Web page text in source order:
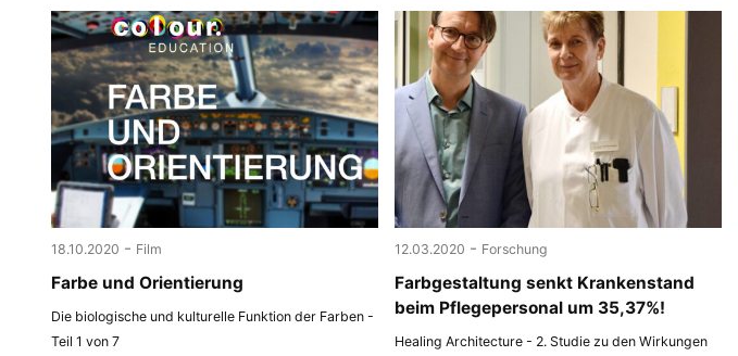
18.10.2020 - Film
Farbe und Orientierung
Die biologische und kulturelle Funktion der Farben -
Teil 1 von 7
12.03.2020 - Forschung
Farbgestaltung senkt Krankenstand
beim Pflegepersonal um 35,37%!
Healing Architecture - 2. Studie zu den Wirkungen